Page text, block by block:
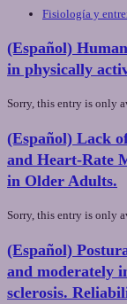
Fisiología y
(Español)
in physically
Sorry, this entry is only
(Español) Lack
and Heart-Rate
in Older Adults.
Sorry, this entry is only
(Español)
and moderately
sclerosis.